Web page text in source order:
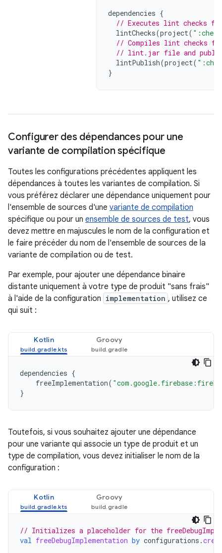
dependencies {
// Executes lint checks
lintChecks(project(
// Compiles lint checks
// lint.jar file and
lintPublish(project(
}
Configurer des dépendances pour une
variante de compilation spécifique
Toutes les configurations précédentes appliquent les
dépendances à toutes les variantes de compilation. Si
vous préférez déclarer une dépendance uniquement pour
l'ensemble de sources d'une variante de compilation
spécifique ou pour un ensemble de sources de test, vous
devez mettre en majuscules le nom de la configuration et
le faire précéder du nom de l'ensemble de sources de la
variante de compilation ou de test.
Par exemple, pour ajouter une dépendance binaire
distante uniquement à votre type de produit "sans frais"
à l'aide de la configuration implementation , utilisez ce
qui suit :
Kotlin Groovy
dependencies {
freeImplementation(
}
Toutefois, si vous souhaitez ajouter une dépendance
pour une variante qui associe un type de produit et un
type de compilation, vous devez initialiser le nom de la
configuration :
Kotlin Groovy
// Initializes a placeholder for the
val freeDebugImplementation by configurations .